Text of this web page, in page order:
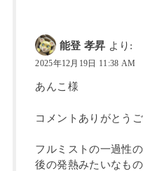
能登 孝昇 より:
2025年12月19日 11:38 AM
あんこ様
コメントありがとうご
フルミストの一過性
後の発熱みたいなも